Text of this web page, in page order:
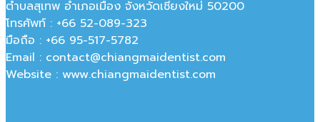
ตำบลสุเทพ อำเภอเมือง จังหวัดเชียงใหม่ 50200
โทรศัพท์ : +66 52-089-323
มือถือ : +66 95-517-5782
Email : contact@chiangmaidentist.com
Website : www.chiangmaidentist.com